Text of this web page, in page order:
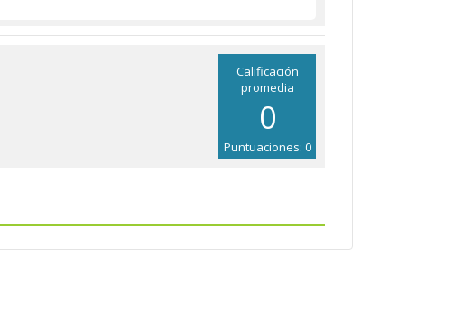
Calificación
promedia
0
Puntuaciones: 0